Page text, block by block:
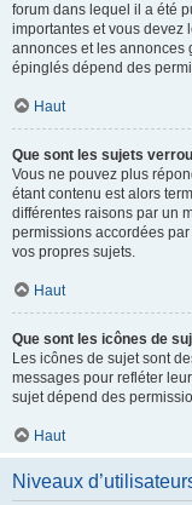
forum dans lequel il a été
importantes et vous devez
annonces et les annonces
épinglés dépend des
Haut
Que sont les sujets
Vous ne pouvez plus
étant contenu est alors
différentes raisons par un
permissions accordées
vos propres sujets.
Haut
Que sont les icônes de
Les icônes de sujet sont
messages pour refléter
sujet dépend des
Haut
Niveaux